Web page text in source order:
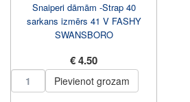
Snaiperi dāmām -Strap 40
sarkans izmērs 41 V FASHY
SWANSBORO
€ 4.50
Pievienot grozam